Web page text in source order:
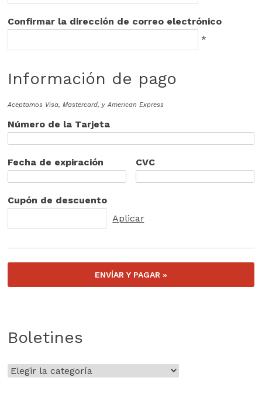
Confirmar la dirección de correo electrónico
*
Información de pago
Aceptamos Visa, Mastercard, y American Express
Número de la Tarjeta
Fecha de expiración CVC
Cupón de descuento
Boletines
Boletines